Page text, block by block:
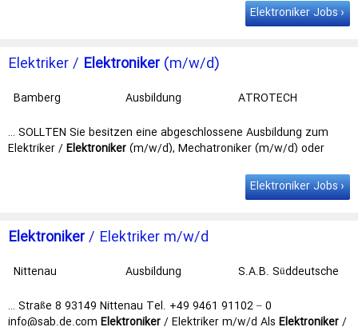
Elektroniker Jobs
Elektriker / Elektroniker (m/w/d)
Bamberg Ausbildung
ATROTECH
GmbH
… SOLLTEN Sie besitzen eine abgeschlossene Ausbildung zum
Elektriker /Elektroniker(m/w/d), Mechatroniker (m/w/d) oder
Elektroniker Jobs
Elektroniker/ Elektriker m/w/d
Nittenau Ausbildung
S.A.B. Süddeutsche
… Straße 8 93149 Nittenau Tel. +49 9461 91102 – 0
info@sab.de.com Elektroniker/ Elektriker m/w/d Als Elektroniker/